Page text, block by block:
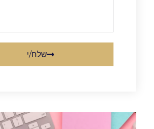
שלח/י